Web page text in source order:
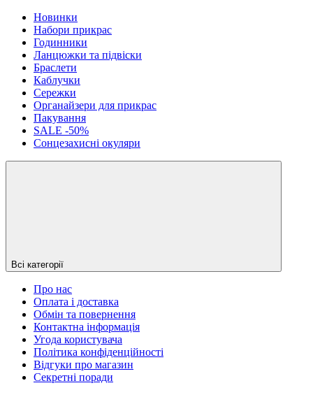
Новинки
Набори прикрас
Годинники
Ланцюжки та підвіски
Браслети
Каблучки
Сережки
Органайзери для прикрас
Пакування
SALE -50%
Сонцезахисні окуляри
Всі категорії
Про нас
Оплата і доставка
Обмін та повернення
Контактна інформація
Угода користувача
Політика конфіденційності
Відгуки про магазин
Секретні поради